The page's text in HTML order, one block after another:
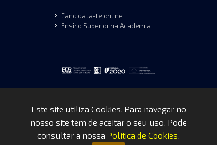
Candidata-te online
Ensino Superior na Academia
Copyrights © 2026 by FAP - DCSI -
Este site utiliza Cookies. Para navegar no
nosso site tem de aceitar o seu uso. Pode
consultar a nossa Politica de Cookies.